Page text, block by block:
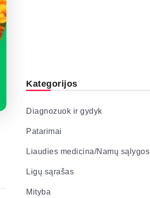
Kategorijos
Diagnozuok ir gydyk
Patarimai
Liaudies medicina/Namų sąlygos
Ligų sąrašas
Mityba